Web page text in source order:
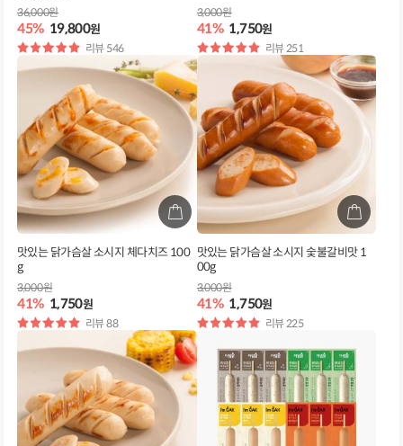
45% 19,800원
36,000원
별
점
리뷰 546
41% 1,750원
3,000원
별
점
리뷰 251
맛있는 닭가슴살 소시지 체다치즈 100
g
41% 1,750원
3,000원
별
점
리뷰 88
맛있는 닭가슴살 소시지 숯불갈비맛 1
00g
41% 1,750원
3,000원
별
점
리뷰 225